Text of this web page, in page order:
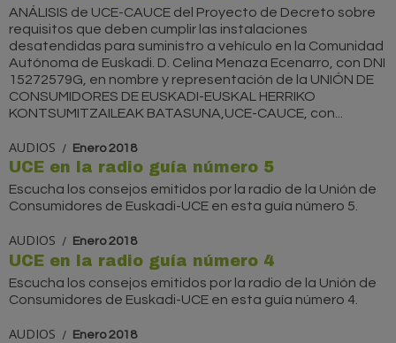
ANÁLISIS de UCE-CAUCE del Proyecto de Decreto sobre
requisitos que deben cumplir las instalaciones
desatendidas para suministro a vehículo en la Comunidad
Autónoma de Euskadi. D. Celina Menaza Ecenarro, con DNI
15272579G, en nombre y representación de la UNIÓN DE
CONSUMIDORES DE EUSKADI-EUSKAL HERRIKO
KONTSUMITZAILEAK BATASUNA,UCE-CAUCE, con...
AUDIOS Enero 2018
UCE en la radio guía número 5
Escucha los consejos emitidos por la radio de la Unión de
Consumidores de Euskadi-UCE en esta guía número 5.
AUDIOS Enero 2018
UCE en la radio guía número 4
Escucha los consejos emitidos por la radio de la Unión de
Consumidores de Euskadi-UCE en esta guía número 4.
AUDIOS Enero 2018